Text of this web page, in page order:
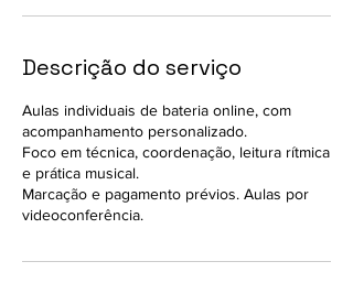
Descrição do serviço
Aulas individuais de bateria online, com
acompanhamento personalizado.
Foco em técnica, coordenação, leitura rítmica
e prática musical.
Marcação e pagamento prévios. Aulas por
videoconferência.